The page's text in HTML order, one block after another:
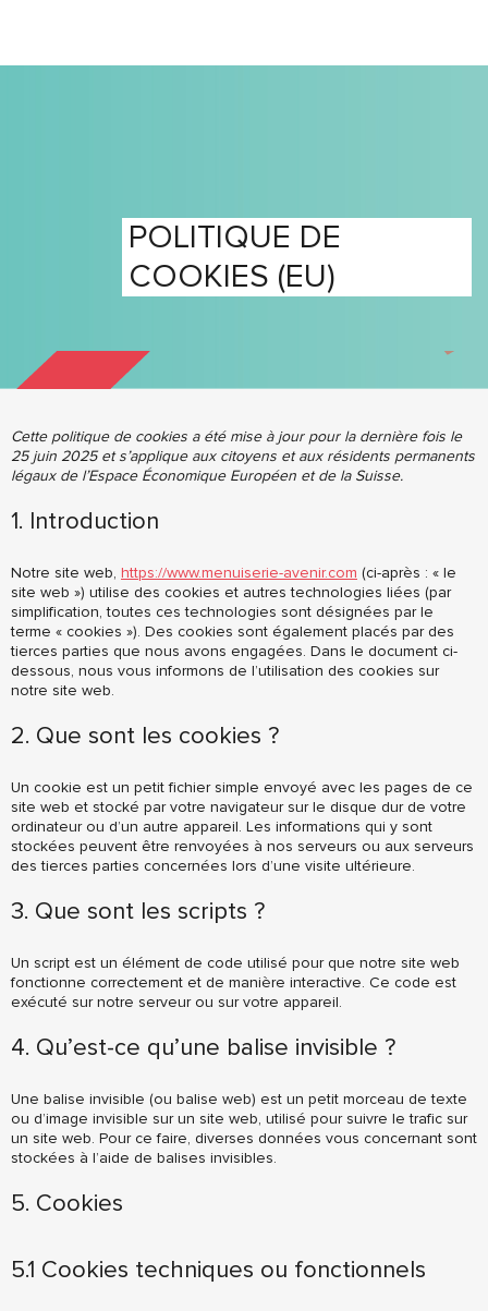
POLITIQUE DE
COOKIES (EU)
Cette politique de cookies a été mise à jour pour la dernière fois le
25 juin 2025 et s’applique aux citoyens et aux résidents permanents
légaux de l’Espace Économique Européen et de la Suisse.
1. Introduction
Notre site web, https://www.menuiserie-avenir.com (ci-après : « le
site web ») utilise des cookies et autres technologies liées (par
simplification, toutes ces technologies sont désignées par le
terme « cookies »). Des cookies sont également placés par des
tierces parties que nous avons engagées. Dans le document ci-
dessous, nous vous informons de l’utilisation des cookies sur
notre site web.
2. Que sont les cookies ?
Un cookie est un petit fichier simple envoyé avec les pages de ce
site web et stocké par votre navigateur sur le disque dur de votre
ordinateur ou d’un autre appareil. Les informations qui y sont
stockées peuvent être renvoyées à nos serveurs ou aux serveurs
des tierces parties concernées lors d’une visite ultérieure.
3. Que sont les scripts ?
Un script est un élément de code utilisé pour que notre site web
fonctionne correctement et de manière interactive. Ce code est
exécuté sur notre serveur ou sur votre appareil.
4. Qu’est-ce qu’une balise invisible ?
Une balise invisible (ou balise web) est un petit morceau de texte
ou d’image invisible sur un site web, utilisé pour suivre le trafic sur
un site web. Pour ce faire, diverses données vous concernant sont
stockées à l’aide de balises invisibles.
5. Cookies
5.1 Cookies techniques ou fonctionnels